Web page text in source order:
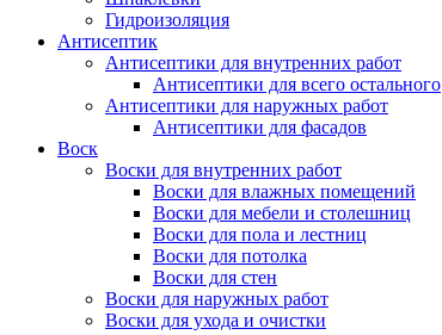
Гидроизоляция
Антисептик
Антисептики для внутренних работ
Антисептики для всего остального
Антисептики для наружных работ
Антисептики для фасадов
Воск
Воски для внутренних работ
Воски для влажных помещений
Воски для мебели и столешниц
Воски для пола и лестниц
Воски для потолка
Воски для стен
Воски для наружных работ
Воски для ухода и очистки